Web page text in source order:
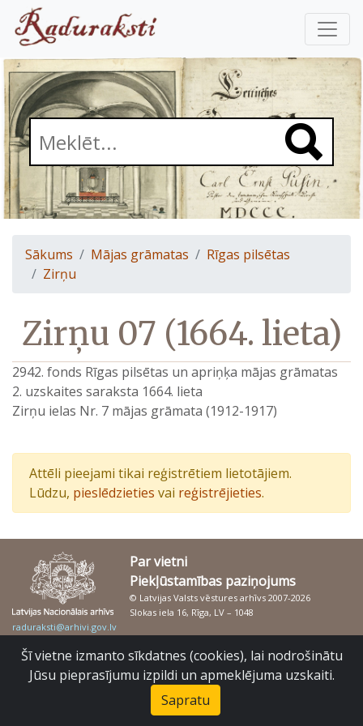
Sākums Mājas grāmatas
Rīgas pilsētas
Zirņu
Zirņu 07 (1664. lieta)
2942. fonds Rīgas pilsētas un apriņķa mājas grāmatas
2. uzskaites saraksta 1664. lieta
Zirņu ielas Nr. 7 mājas grāmata (1912-1917)
Attēli pieejami tikai reģistrētiem lietotājiem.
Lūdzu, pieslēdzieties vai reģistrējieties.
Par vietni
Piekļūstamības paziņojums
© Latvijas Valsts vēstures arhīvs 2007-2026
Slokas iela 16, Rīga, LV – 1048
raduraksti@arhivi.gov.lv
Šī vietne izmanto sīkdatnes (cookies), lai nodrošinātu
Jūsu pieprasījumu izpildi un apmeklējuma uzskaiti.
Sapratu